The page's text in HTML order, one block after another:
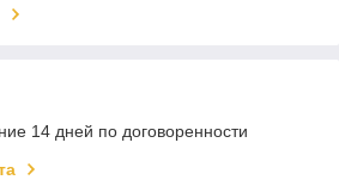
14 дней по договоренности